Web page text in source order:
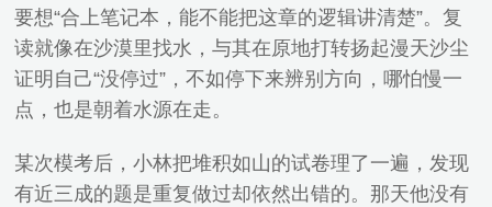
要想“合上笔记本，能不能把这章的逻辑讲清楚”。复
读就像在沙漠里找水，与其在原地打转扬起漫天沙尘
证明自己“没停过”，不如停下来辨别方向，哪怕慢一
点，也是朝着水源在走。
某次模考后，小林把堆积如山的试卷理了一遍，发现
有近三成的题是重复做过却依然出错的。那天他没有